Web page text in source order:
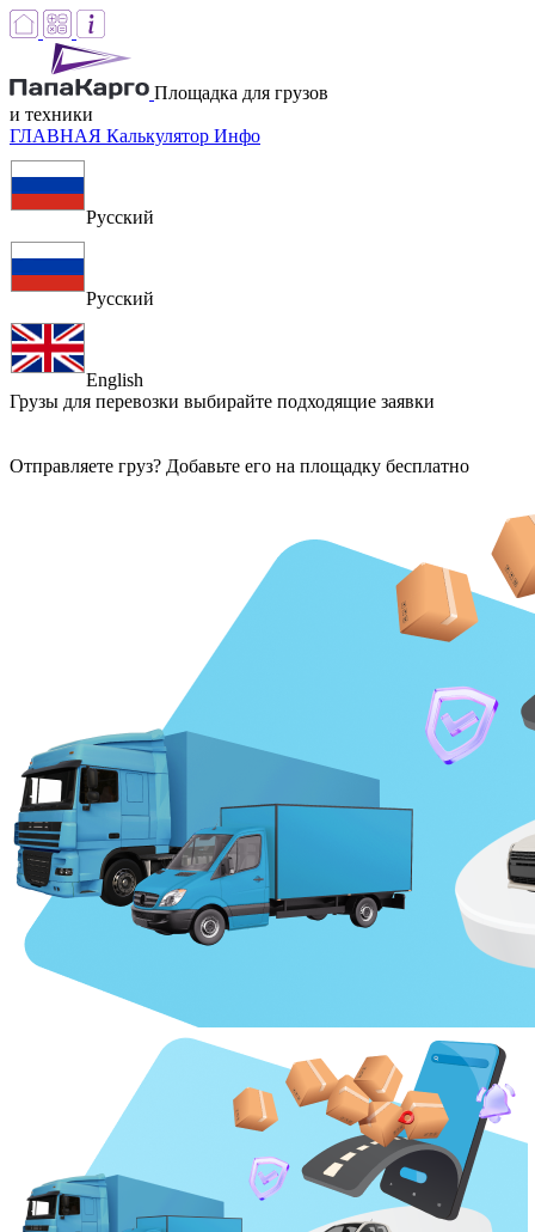
Площадка для грузов
и техники
ГЛАВНАЯ Калькулятор Инфо
Русский
Русский
English
Грузы для перевозки выбирайте подходящие заявки
Отправляете груз? Добавьте его на площадку бесплатно